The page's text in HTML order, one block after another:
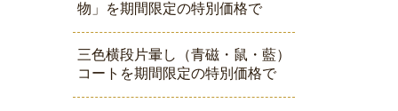
物」を期間限定の特別価格で
三色横段片暈し（青磁・鼠・藍）
コートを期間限定の特別価格で